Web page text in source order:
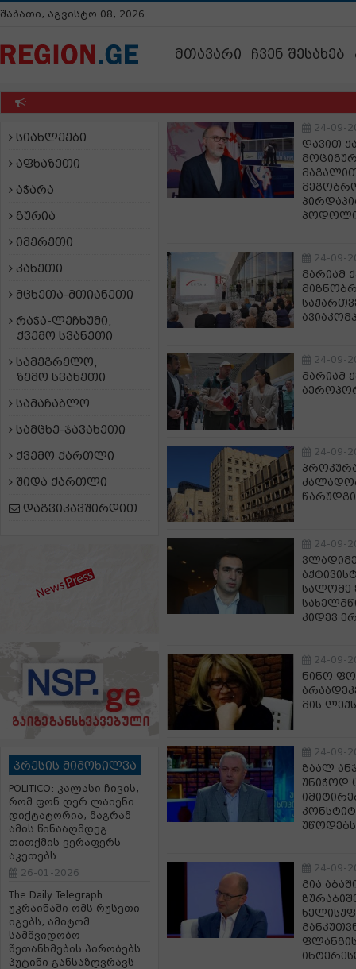
შაბათი, აგვისტო 08, 2026
მთავარი ჩვენ შესახებ
სიახლეები
აფხაზეთი
აჭარა
გურია
იმერეთი
კახეთი
მცხეთა-მთიანეთი
რაჭა-ლეჩხუმი,
ქვემო სვანეთი
სამეგრელო,
ზემო სვანეთი
სამაჩაბლო
სამცხე-ჯავახეთი
ქვემო ქართლი
შიდა ქართლი
დაგვიკავშირდით
პრესის მიმოხილვა
POLITICO: კალასი ჩივის,
რომ ფონ დერ ლაიენი
დიქტატორია, მაგრამ
ამის წინააღმდეგ
თითქმის ვერაფერს
აკეთებს
26-01-2026
The Daily Telegraph:
უკრაინაში ომს რუსეთი
იგებს, ამიტომ
სამშვიდობო
შეთანხმების პირობებს
პუტინი განსაზღვრავს
24-09-
დავით
24-09-
მარიამ
24-09-
მარიამ
24-09-
24-09-
სალომე
კიდევ
24-09-
ნინო
მის
24-09-
ზაალ
უნიჭოდ
უწოდებს
24-09-
გია